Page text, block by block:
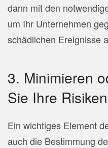
dann mit den
um Ihr Unternehmen
schädlichen Ereignisse
3. Minimieren
Sie Ihre Risiken
Ein wichtiges Element
auch die Bestimmung